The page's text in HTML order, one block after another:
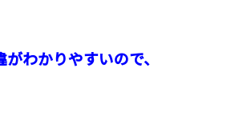
わかりやすいので、